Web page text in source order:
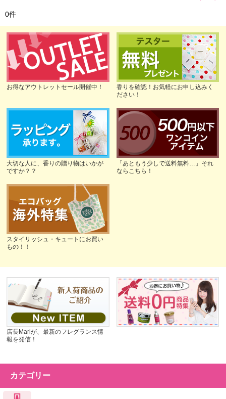
0件
お得なアウトレットセール開催中！
香りを確認！お気軽にお申し込みく
ださい！
大切な人に、香りの贈り物はいかが
ですか？？
「あともう少しで送料無料…」それ
ならこちら！
スタイリッシュ・キュートにお買い
もの！！
店長Mariが、最新のフレグランス情
報を発信！
カテゴリー